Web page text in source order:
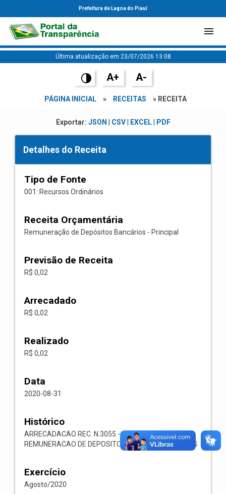
Prefeitura de Lagoa do Piauí
Última atualização em 23/07/2026 13:08
A+ A-
PÁGINA INICIAL » RECEITAS » RECEITA
Exportar: JSON CSV| EXCEL| PDF
Detalhes do Receita
Tipo de Fonte
001: Recursos Ordinários
Receita Orçamentária
Remuneração de Depósitos Bancários - Principal
Previsão de Receita
R$ 0,02
Arrecadado
R$ 0,02
Realizado
R$ 0,02
Data
2020-08-31
Histórico
ARRECADACAO REC. N.3055 -- 1321.00.1.1.05-
REMUNERACAO DE DEPOSITOS BANCARIOS-OUTROS
Exercício
Agosto/2020